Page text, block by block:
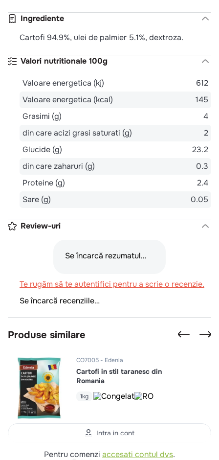
Pentru comenzi accesati contul dvs.
Ingrediente
Cartofi 94.9%, ulei de palmier 5.1%, dextroza.
Valori nutritionale 100g
Valoare energetica (kj)
612
Valoare energetica (kcal)
145
Grasimi (g)
4
din care acizi grasi saturati (g)
2
Glucide (g)
23.2
din care zaharuri (g)
0.3
Proteine (g)
2.4
Sare (g)
0.05
Review-uri
Se încarcă rezumatul…
Te rugăm să te autentifici pentru a scrie o recenzie.
Se încarcă recenziile…
Produse similare
CO7005 Edenia
Cartofi in stil taranesc din
Romania
1kg
Intra in cont